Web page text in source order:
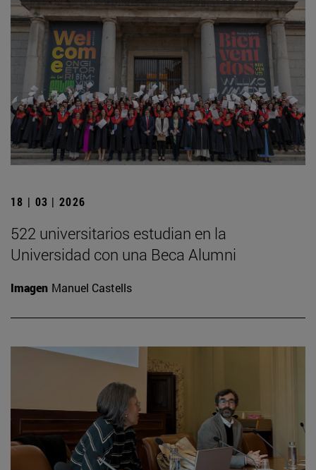
18 | 03 | 2026
522 universitarios estudian en la
Universidad con una Beca Alumni
Imagen Manuel Castells